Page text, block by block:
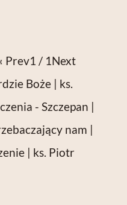
Prev1 / 1Next
Boże | ks.
- Szczepan |
nam |
| ks. Piotr